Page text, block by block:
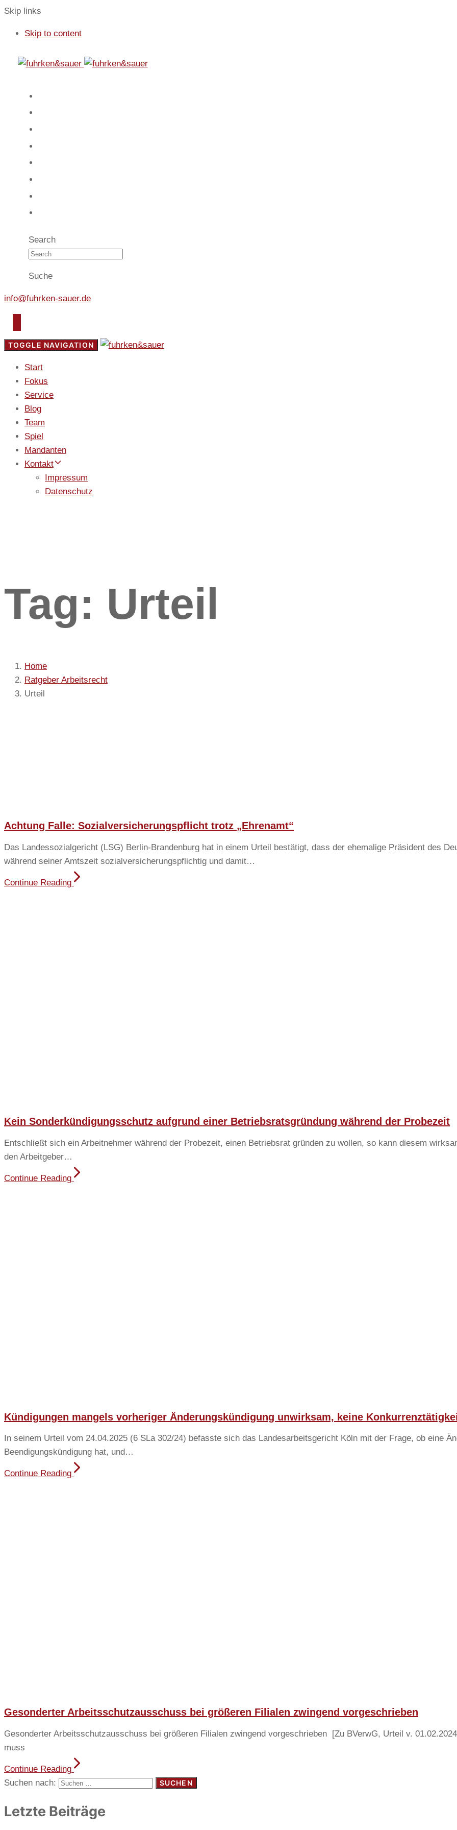
Skip links
Skip to content
Search
Suche
info@fuhrken-sauer.de
TOGGLE NAVIGATION
Start
Fokus
Service
Blog
Team
Spiel
Mandanten
Kontakt
Impressum
Datenschutz
Tag: Urteil
Home
Ratgeber Arbeitsrecht
Urteil
Achtung Falle: Sozialversicherungspflicht trotz „Ehrenamt“
Das Landessozialgericht (LSG) Berlin-Brandenburg hat in einem Urteil bestätigt, dass der ehemalige Präsident des
während seiner Amtszeit sozialversicherungspflichtig und damit…
Continue Reading
Kein Sonderkündigungsschutz aufgrund einer Betriebsratsgründung während der Probezeit
Entschließt sich ein Arbeitnehmer während der Probezeit, einen Betriebsrat gründen zu wollen, so kann diesem
den Arbeitgeber…
Continue Reading
Kündigungen mangels vorheriger Änderungskündigung unwirksam, keine
In seinem Urteil vom 24.04.2025 (6 SLa 302/24) befasste sich das Landesarbeitsgericht Köln mit der Frage, ob eine
Beendigungskündigung hat, und…
Continue Reading
Gesonderter Arbeitsschutzausschuss bei größeren Filialen zwingend vorgeschrieben
Gesonderter Arbeitsschutzausschuss bei größeren Filialen zwingend vorgeschrieben [Zu BVerwG, Urteil v.
muss
Continue Reading
Suchen nach:
Letzte Beiträge